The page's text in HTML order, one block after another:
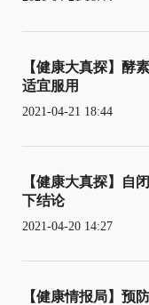
【健康大真探】酵
适宜服用
2021-04-21 18:44
【健康大真探】自
下结论
2021-04-20 14:27
【健康情报局】预